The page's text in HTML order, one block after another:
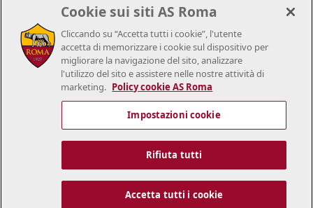
PUNTI VENDITA
STADIO
CONTATTACI
© 2018/2026 A.S.Roma S.r.l. – P.IVA 01180281006 - tutti i diritti
riservati. I nomi AS Roma, i loghi e le immagini sono marchi registrati
o non registrati di A.S. Roma S.r.l. Tutti gli altri marchi possono essere
di proprietà dei rispettivi titolari.
Informativa Privacy
Termini e Condizioni
Dichiarazione di accessibilità
Impostazioni cookie
Cookie sui siti AS Roma
Cliccando su “Accetta tutti i cookie”, l'utente
accetta di memorizzare i cookie sul dispositivo per
migliorare la navigazione del sito, analizzare
l'utilizzo del sito e assistere nelle nostre attività di
marketing. Policy cookie AS Roma
Impostazioni cookie
Rifiuta tutti
Accetta tutti i cookie